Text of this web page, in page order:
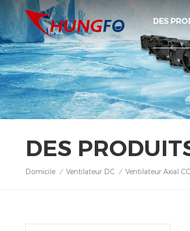
DES
DES
Domicile / Ventilateur DC / Ventilateur Axial CC